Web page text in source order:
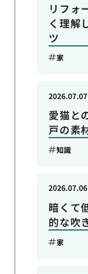
リフォ
く理解
ツ
家
愛猫と
戸の素
2026.07.07
知識
暗くて
的な吹
2026.07.06
家